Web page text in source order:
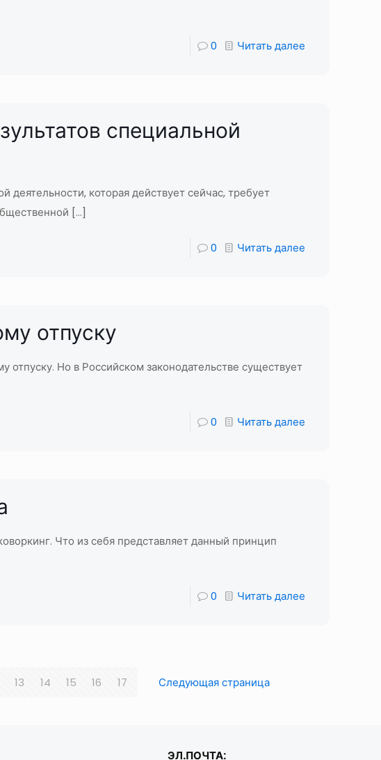
0 Читать далее
специальной
которая действует сейчас, требует
[…]
0 Читать далее
отпуску
Но в Российском законодательстве существует
0 Читать далее
Что из себя представляет данный принцип
0 Читать далее
13 14 15 16 17 Следующая страница
ЭЛ.ПОЧТА: